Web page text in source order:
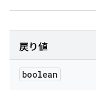
戻り値
boolean